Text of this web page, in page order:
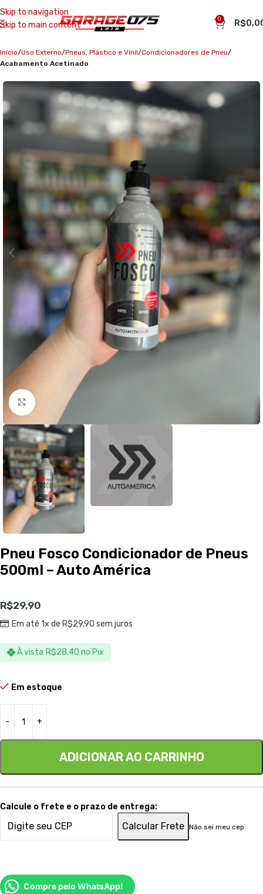
Skip to navigation
Skip to main content
0 R$
Início Uso Externo Pneus, Plástico e Vínil Condicionadores de Pneu
Acabamento Acetinado
Clique para ampliar
Pneu Fosco Condicionador de Pneus
500ml – Auto América
R$29,90
Em até 1x de R$29,90 sem juros
À vista R$28,40 no Pix
Em estoque
ADICIONAR AO CARRINHO
Calcule o frete e o prazo de entrega:
Calcular Frete Não sei meu cep
Compre pelo WhatsApp!